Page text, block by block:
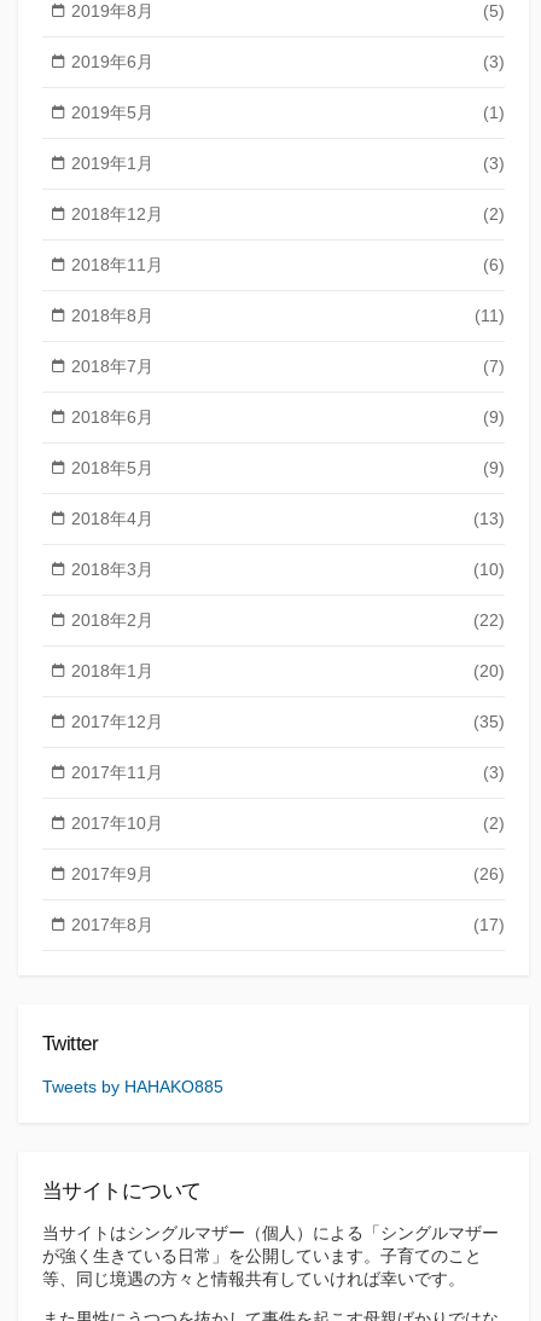
2019年8月 (5)
2019年6月 (3)
2019年5月 (1)
2019年1月 (3)
2018年12月 (2)
2018年11月 (6)
2018年8月 (11)
2018年7月 (7)
2018年6月 (9)
2018年5月 (9)
2018年4月 (13)
2018年3月 (10)
2018年2月 (22)
2018年1月 (20)
2017年12月 (35)
2017年11月 (3)
2017年10月 (2)
2017年9月 (26)
2017年8月 (17)
Twitter
Tweets by HAHAKO885
当サイトについて
当サイトはシングルマザー（個人）による「シングルマザー
が強く生きている日常」を公開しています。子育てのこと
等、同じ境遇の方々と情報共有していければ幸いです。